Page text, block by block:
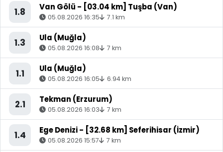
1.8 Van Gölü - [03.04 km] Tuşba (Van)
05.08.2026 16:35 7.1 km
1.3 Ula (Muğla)
05.08.2026 16:08 7 km
1.1 Ula (Muğla)
05.08.2026 16:05 6.94 km
2.1 Tekman (Erzurum)
05.08.2026 16:03 7 km
1.4 Ege Denizi - [32.68 km] Seferihisar (İzmir)
05.08.2026 15:57 7 km